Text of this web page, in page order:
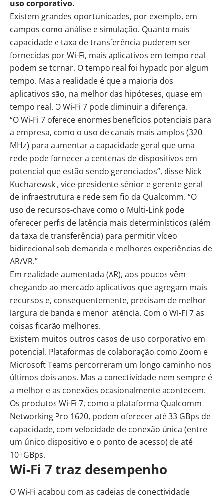
uso corporativo.
Existem grandes oportunidades, por exemplo, em
campos como análise e simulação. Quanto mais
capacidade e taxa de transferência puderem ser
fornecidas por Wi-Fi, mais aplicativos em tempo real
podem se tornar. O tempo real foi hypado por algum
tempo. Mas a realidade é que a maioria dos
aplicativos são, na melhor das hipóteses, quase em
tempo real. O Wi-Fi 7 pode diminuir a diferença.
“O Wi-Fi 7 oferece enormes benefícios potenciais para
a empresa, como o uso de canais mais amplos (320
MHz) para aumentar a capacidade geral que uma
rede pode fornecer a centenas de dispositivos em
potencial que estão sendo gerenciados”, disse Nick
Kucharewski, vice-presidente sênior e gerente geral
de infraestrutura e rede sem fio da Qualcomm. “O
uso de recursos-chave como o Multi-Link pode
oferecer perfis de latência mais determinísticos (além
da taxa de transferência) para permitir vídeo
bidirecional sob demanda e melhores experiências de
AR/VR.”
Em realidade aumentada (AR), aos poucos vêm
chegando ao mercado aplicativos que agregam mais
recursos e, consequentemente, precisam de melhor
largura de banda e menor latência. Com o Wi-Fi 7 as
coisas ficarão melhores.
Existem muitos outros casos de uso corporativo em
potencial. Plataformas de colaboração como Zoom e
Microsoft Teams percorreram um longo caminho nos
últimos dois anos. Mas a conectividade nem sempre é
a melhor e as conexões ocasionalmente acontecem.
Os produtos Wi-Fi 7, como a plataforma Qualcomm
Networking Pro 1620, podem oferecer até 33 GBps de
capacidade, com velocidade de conexão única (entre
um único dispositivo e o ponto de acesso) de até
10+GBps.
Wi-Fi 7 traz desempenho
O Wi-Fi acabou com as cadeias de conectividade